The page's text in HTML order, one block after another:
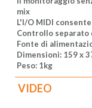
mix
L'I/O MIDI
Controllo separato
Fonte di
Dimensioni: 159 x
Peso: 1kg
VIDEO